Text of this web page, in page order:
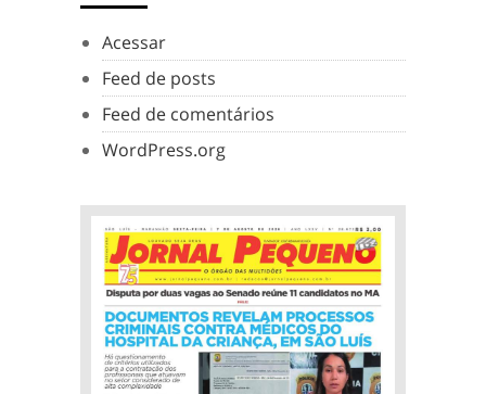
Acessar
Feed de posts
Feed de comentários
WordPress.org